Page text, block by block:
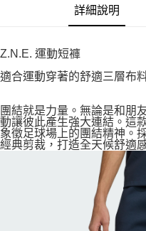
詳細說明
Z.N.E. 運動短褲
適合運動穿著的舒適三層布
團結就是力量。無論是和朋
動讓彼此產生強大連結。這
象徵足球場上的團結精神。
經典剪裁，打造全天候舒適